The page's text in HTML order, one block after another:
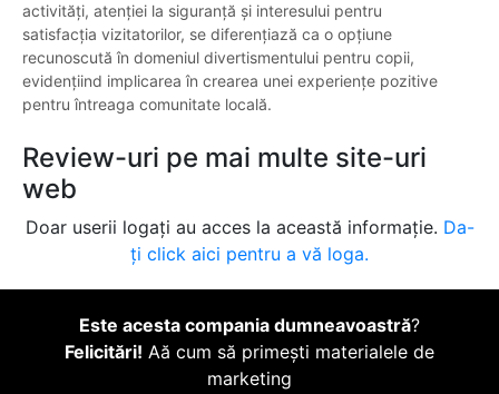
activități, atenției la siguranță și interesului pentru
satisfacția vizitatorilor, se diferențiază ca o opțiune
recunoscută în domeniul divertismentului pentru copii,
evidențiind implicarea în crearea unei experiențe pozitive
pentru întreaga comunitate locală.
Review-uri pe mai multe site-uri
web
Doar userii logați au acces la această informație. Da-
ți click aici pentru a vă loga.
Este acesta compania dumneavoastră?
Felicitări! Aă cum să primești materialele de
marketing